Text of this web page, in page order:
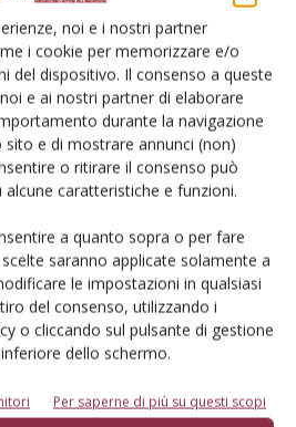
noi e i nostri partner
i cookie per memorizzare e/o
del dispositivo. Il consenso a queste
e ai nostri partner di elaborare
durante la navigazione
e di mostrare annunci (non)
o ritirare il consenso può
caratteristiche e funzioni.
a quanto sopra o per fare
saranno applicate solamente a
le impostazioni in qualsiasi
del consenso, utilizzando i
o cliccando sul pulsante di gestione
dello schermo.
Per saperne di più su questi scopi
newsletter